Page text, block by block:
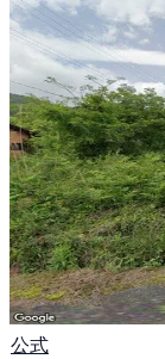
公式